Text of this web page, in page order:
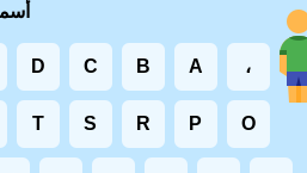
، A
B
C
D
O
P
R
S
T